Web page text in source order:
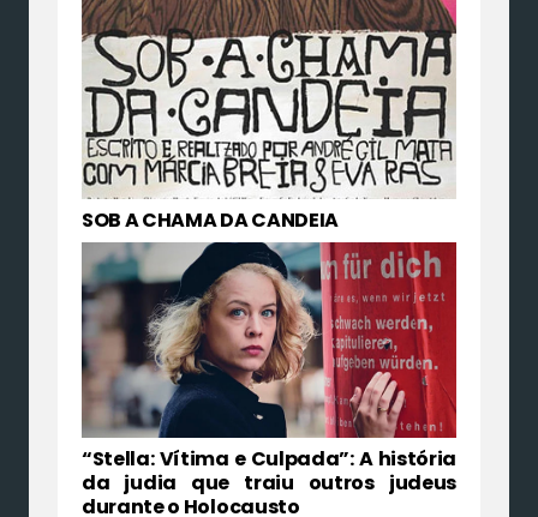
SOB A CHAMA DA CANDEIA
“Stella: Vítima e Culpada”: A história
da judia que traiu outros judeus
durante o Holocausto